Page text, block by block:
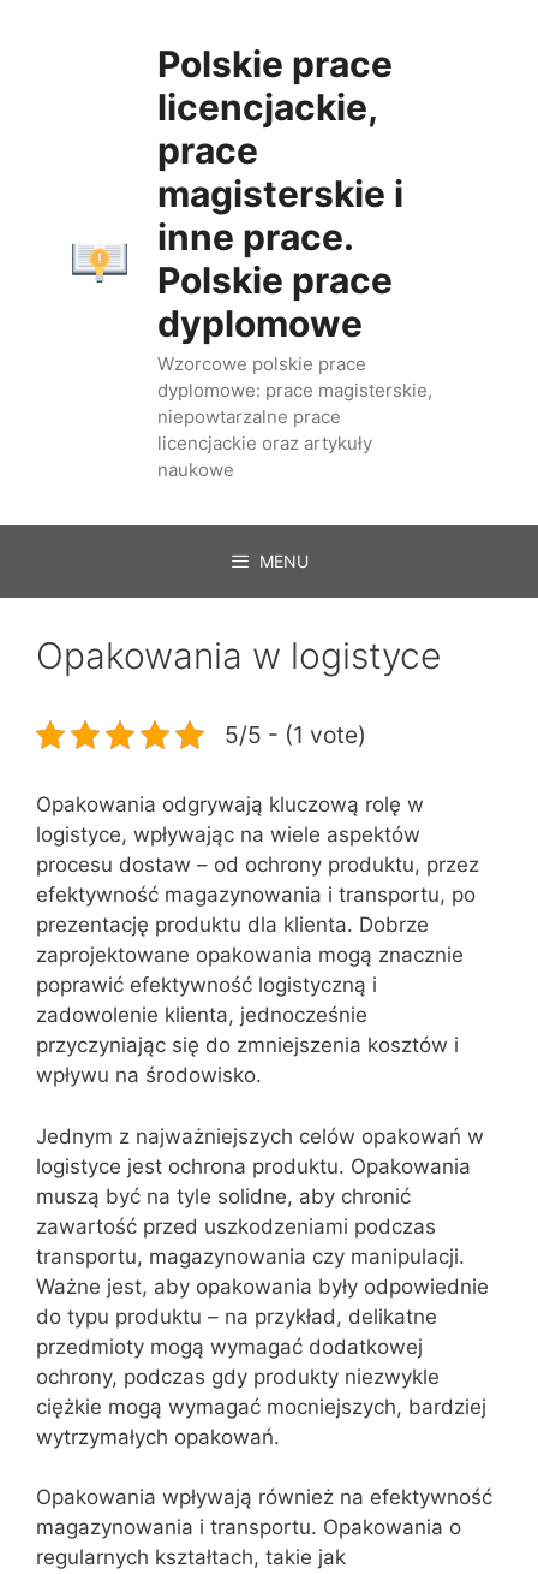
Polskie prace
licencjackie,
prace
magisterskie i
inne prace.
Polskie prace
dyplomowe
Wzorcowe polskie prace
dyplomowe: prace magisterskie,
niepowtarzalne prace
licencjackie oraz artykuły
naukowe
MENU
Opakowania w logistyce
5/5 - (1 vote)
Opakowania odgrywają kluczową rolę w
logistyce, wpływając na wiele aspektów
procesu dostaw – od ochrony produktu, przez
efektywność magazynowania i transportu, po
prezentację produktu dla klienta. Dobrze
zaprojektowane opakowania mogą znacznie
poprawić efektywność logistyczną i
zadowolenie klienta, jednocześnie
przyczyniając się do zmniejszenia kosztów i
wpływu na środowisko.
Jednym z najważniejszych celów opakowań w
logistyce jest ochrona produktu. Opakowania
muszą być na tyle solidne, aby chronić
zawartość przed uszkodzeniami podczas
transportu, magazynowania czy manipulacji.
Ważne jest, aby opakowania były odpowiednie
do typu produktu – na przykład, delikatne
przedmioty mogą wymagać dodatkowej
ochrony, podczas gdy produkty niezwykle
ciężkie mogą wymagać mocniejszych, bardziej
wytrzymałych opakowań.
Opakowania wpływają również na efektywność
magazynowania i transportu. Opakowania o
regularnych kształtach, takie jak